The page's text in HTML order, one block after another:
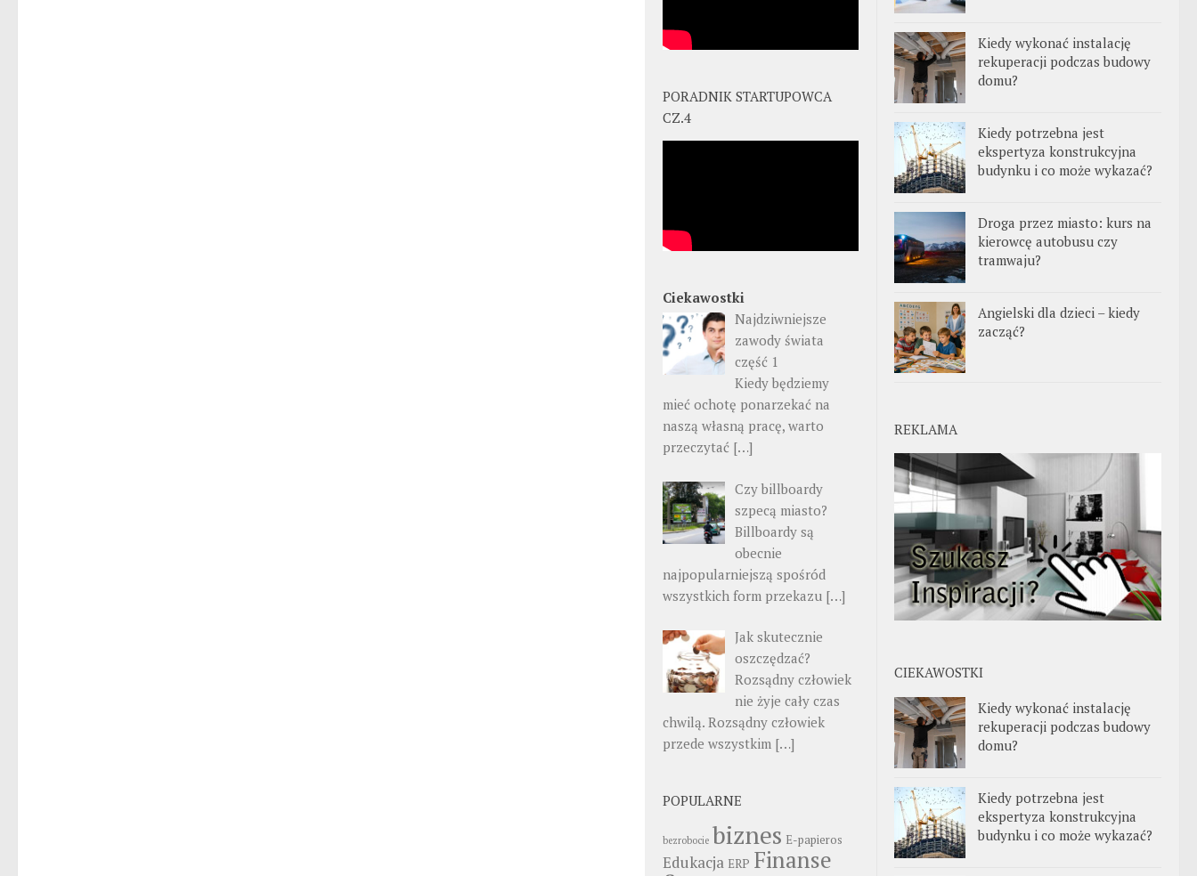
Kiedy wykonać instalację
rekuperacji podczas budowy
domu?
Kiedy potrzebna jest
ekspertyza konstrukcyjna
budynku i co może wykazać?
Droga przez miasto: kurs na
kierowcę autobusu czy
tramwaju?
Angielski dla dzieci – kiedy
zacząć?
REKLAMA
CIEKAWOSTKI
Kiedy wykonać instalację
rekuperacji podczas budowy
domu?
Kiedy potrzebna jest
ekspertyza konstrukcyjna
budynku i co może wykazać?
PORADNIK STARTUPOWCA
CZ.4
Ciekawostki
Najdziwniejsze
zawody świata
część 1
Kiedy będziemy
mieć ochotę ponarzekać na
naszą własną pracę, warto
przeczytać […]
Czy billboardy
szpecą miasto?
Billboardy są
obecnie
najpopularniejszą spośród
wszystkich form przekazu […]
Jak skutecznie
oszczędzać?
Rozsądny człowiek
nie żyje cały czas
chwilą. Rozsądny człowiek
przede wszystkim […]
POPULARNE
bezrobocie biznes E-papieros
Edukacja ERP Finanse